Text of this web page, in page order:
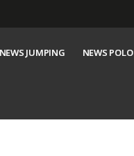
NEWS JUMPING NEWS POLO